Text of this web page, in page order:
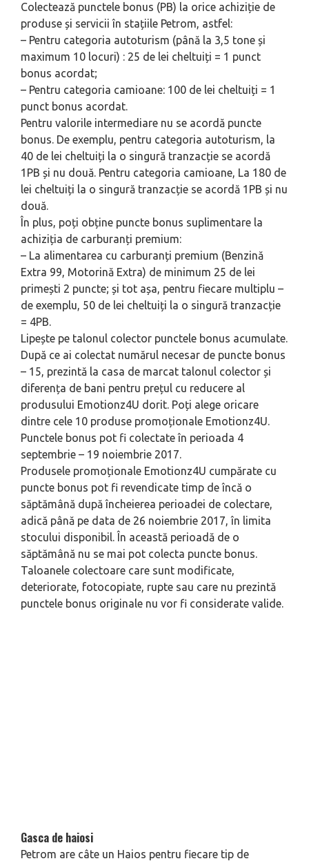
Colectează punctele bonus (PB) la orice achiziție de
produse și servicii în stațiile Petrom, astfel:
– Pentru categoria autoturism (până la 3,5 tone și
maximum 10 locuri) : 25 de lei cheltuiți = 1 punct
bonus acordat;
– Pentru categoria camioane: 100 de lei cheltuiți = 1
punct bonus acordat.
Pentru valorile intermediare nu se acordă puncte
bonus. De exemplu, pentru categoria autoturism, la
40 de lei cheltuiți la o singură tranzacție se acordă
1PB și nu două. Pentru categoria camioane, La 180 de
lei cheltuiți la o singură tranzacție se acordă 1PB și nu
două.
În plus, poți obține puncte bonus suplimentare la
achiziția de carburanți premium:
– La alimentarea cu carburanți premium (Benzină
Extra 99, Motorină Extra) de minimum 25 de lei
primești 2 puncte; și tot așa, pentru fiecare multiplu –
de exemplu, 50 de lei cheltuiți la o singură tranzacție
= 4PB.
Lipește pe talonul colector punctele bonus acumulate.
După ce ai colectat numărul necesar de puncte bonus
– 15, prezintă la casa de marcat talonul colector și
diferența de bani pentru prețul cu reducere al
produsului Emotionz4U dorit. Poți alege oricare
dintre cele 10 produse promoționale Emotionz4U.
Punctele bonus pot fi colectate în perioada 4
septembrie – 19 noiembrie 2017.
Produsele promoționale Emotionz4U cumpărate cu
puncte bonus pot fi revendicate timp de încă o
săptămână după încheierea perioadei de colectare,
adică până pe data de 26 noiembrie 2017, în limita
stocului disponibil. În această perioadă de o
săptămână nu se mai pot colecta puncte bonus.
Taloanele colectoare care sunt modificate,
deteriorate, fotocopiate, rupte sau care nu prezintă
punctele bonus originale nu vor fi considerate valide.
Gasca de haiosi
Petrom are câte un Haios pentru fiecare tip de